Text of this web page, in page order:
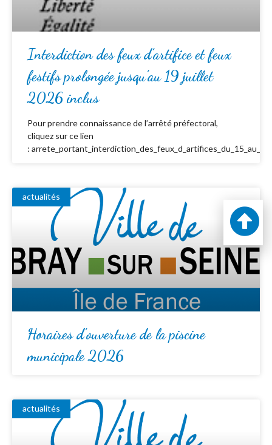
Interdiction des feux d’artifice et feux
festifs prolongée jusqu’au 19 juillet
2026 inclus
Pour prendre connaissance de l’arrêté préfectoral,
cliquez sur ce lien
:
actualités
Horaires d’ouverture de la piscine
municipale 2026
actualités